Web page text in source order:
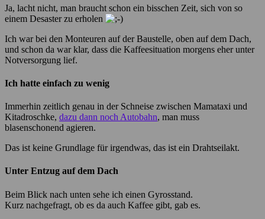
Ja, lacht nicht, man braucht schon ein bisschen Zeit, sich von so
einem Desaster zu erholen
Ich war bei den Monteuren auf der Baustelle, oben auf dem Dach,
und schon da war klar, dass die Kaffeesituation morgens eher unter
Notversorgung lief.
Ich hatte einfach zu wenig
Immerhin zeitlich genau in der Schneise zwischen Mamataxi und
Kitadroschke, dazu dann noch Autobahn, man muss
blasenschonend agieren.
Das ist keine Grundlage für irgendwas, das ist ein Drahtseilakt.
Unter Entzug auf dem Dach
Beim Blick nach unten sehe ich einen Gyrosstand.
Kurz nachgefragt, ob es da auch Kaffee gibt, gab es.